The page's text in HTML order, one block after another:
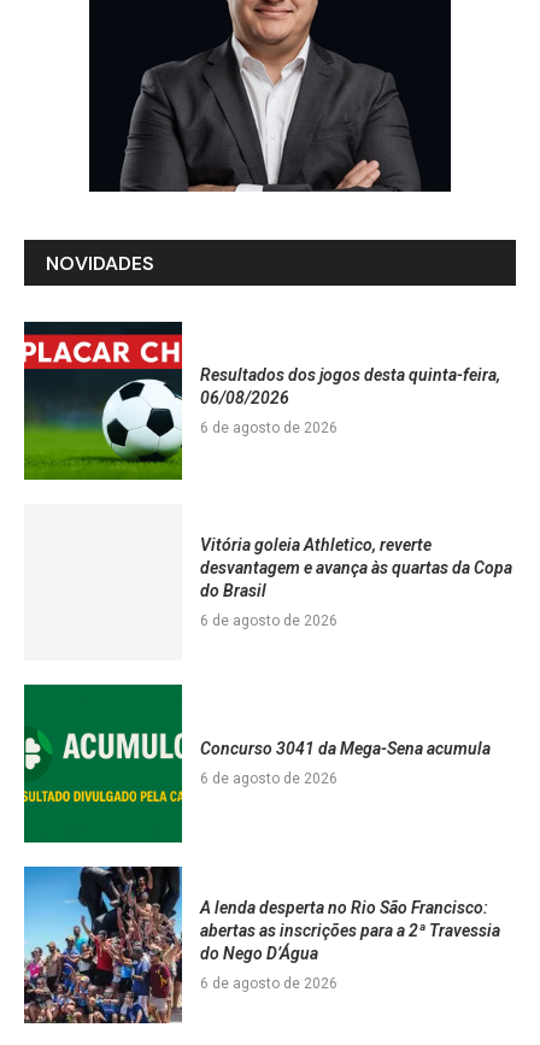
NOVIDADES
Resultados dos jogos desta quinta-feira,
06/08/2026
6 de agosto de 2026
Vitória goleia Athletico, reverte
desvantagem e avança às quartas da Copa
do Brasil
6 de agosto de 2026
Concurso 3041 da Mega-Sena acumula
6 de agosto de 2026
A lenda desperta no Rio São Francisco:
abertas as inscrições para a 2ª Travessia
do Nego D’Água
6 de agosto de 2026